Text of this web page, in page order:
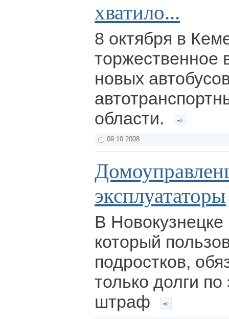
хватило...
8 октября в
торжественное
новых
области.
09.10.2008
эксплуататоры
В Новокузнецке
который
подростков,
только долги
штраф